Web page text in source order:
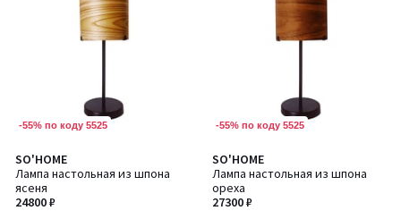
-55% по коду 5525
SO'HOME
Лампа настольная из шпона
ясеня
24800 ₽
-55% по коду 5525
SO'HOME
Лампа настольная из шпона
ореха
27300 ₽